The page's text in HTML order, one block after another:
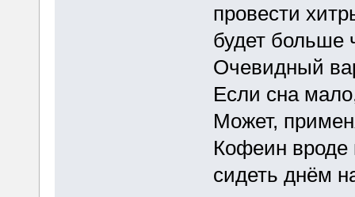
провести
будет больше
Очевидный
Если сна
Может,
Кофеин вроде
сидеть днём